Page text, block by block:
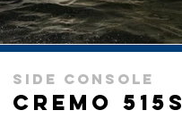
Side Console
Cremo